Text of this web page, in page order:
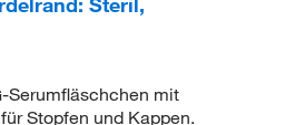
Serumfläschchen mit
Stopfen und Kappen.